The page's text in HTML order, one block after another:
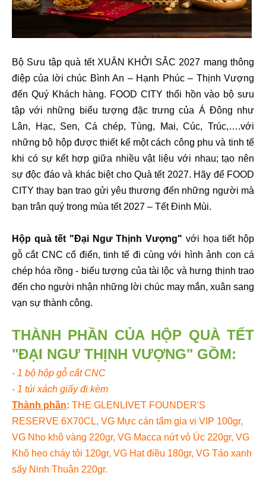
Bộ Sưu tập quà tết XUÂN KHỞI SẮC 2027 mang thông
điệp của lời chúc Bình An – Hạnh Phúc – Thịnh Vượng
đến Quý Khách hàng. FOOD CITY thổi hồn vào bộ sưu
tập với những biểu tượng đặc trưng của Á Đông như
Lân, Hạc, Sen, Cá chép, Tùng, Mai, Cúc, Trúc,….với
những bộ hộp được thiết kế một cách công phu và tinh tế
khi có sự kết hợp giữa nhiều vật liệu với nhau; tạo nên
sự độc đáo và khác biệt cho Quà tết 2027. Hãy để FOOD
CITY thay bạn trao gửi yêu thương đến những người mà
bạn trân quý trong mùa tết 2027 – Tết Đinh Mùi.
Hộp quà tết "Đại Ngư Thịnh Vượng" với họa tiết hộp
gỗ cắt CNC cổ điển, tinh tế đi cùng với hình ảnh con cá
chép hóa rồng - biểu tượng của tài lộc và hưng thịnh trao
đến cho người nhận những lời chúc may mắn, xuân sang
vạn sự thành công.
THÀNH PHẦN CỦA HỘP QUÀ TẾT
"ĐẠI NGƯ THỊNH VƯỢNG" GỒM:
- 1 bộ hộp gỗ cắt CNC
- 1 túi xách giấy đi kèm
Thành phần: THE GLENLIVET FOUNDER'S
RESERVE 6X70CL, VG Mực cán tẩm gia vị VIP 100gr,
VG Nho khô vàng 220gr, VG Macca nứt vỏ Úc 220gr, VG
Khô heo cháy tỏi 120gr, VG Hạt điều 180gr, VG Táo xanh
sấy Ninh Thuận 220gr.